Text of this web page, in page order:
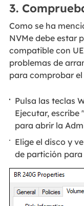
3.
Como se ha
NVMe debe estar
compatible con
problemas de
para comprobar
Pulsa las teclas
Ejecutar,
para abrir la
Elige el disco y
de partición